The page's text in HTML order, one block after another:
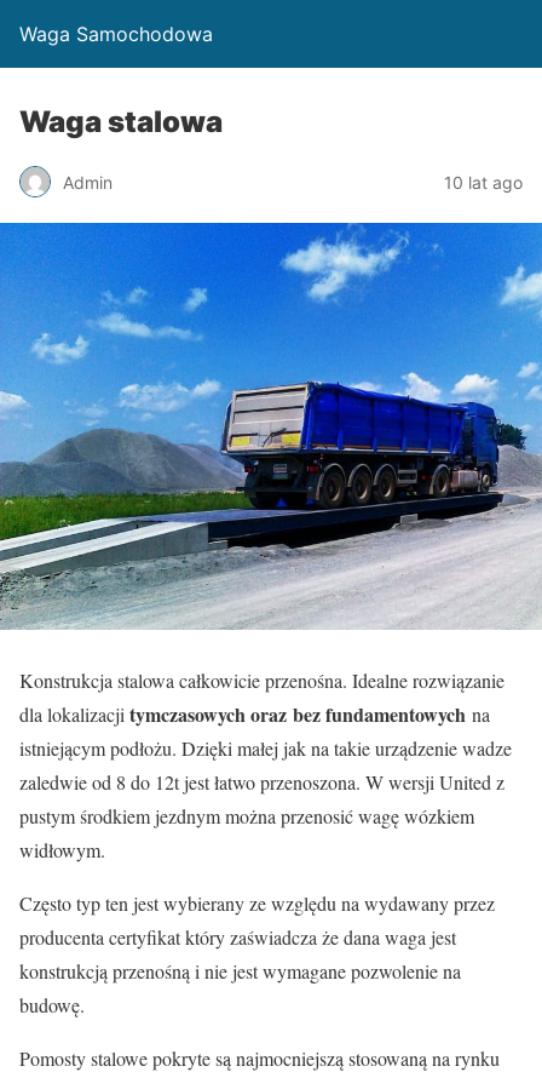
Waga Samochodowa
Waga stalowa
Admin 10 lat ago
Konstrukcja stalowa całkowicie przenośna. Idealne rozwiązanie
dla lokalizacji tymczasowych oraz bez fundamentowych na
istniejącym podłożu. Dzięki małej jak na takie urządzenie wadze
zaledwie od 8 do 12t jest łatwo przenoszona. W wersji United z
pustym środkiem jezdnym można przenosić wagę wózkiem
widłowym.
Często typ ten jest wybierany ze względu na wydawany przez
producenta certyfikat który zaświadcza że dana waga jest
konstrukcją przenośną i nie jest wymagane pozwolenie na
budowę.
Pomosty stalowe pokryte są najmocniejszą stosowaną na rynku